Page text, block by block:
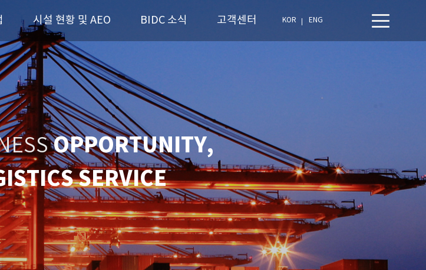
시설 현황 및 AEO BIDC 소식 고객센터 KOR ENG
OPPORTUNITY,
SERVICE